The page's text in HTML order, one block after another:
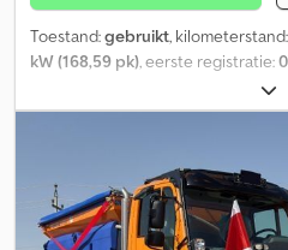
Toestand:gebruikt, kilometerstand:
kW (168,59 pk), eerste registratie:
,
soort overbrenging:mechanisch,
, Mobiel & WhatsApp Fynn
lieropbouw voor het bergen van
Deze Unimog komt uit
de vorige eigenaar gerestaureerd
gezondheidsredenen was dit niet